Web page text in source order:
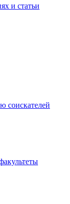
и статьи
соискателей